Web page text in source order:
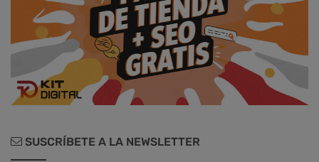
SUSCRÍBETE A LA NEWSLETTER